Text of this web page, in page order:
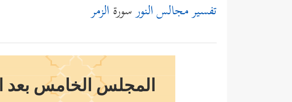
تفسير مجالس النورسورةالزمر
المجلس الخامس بعد